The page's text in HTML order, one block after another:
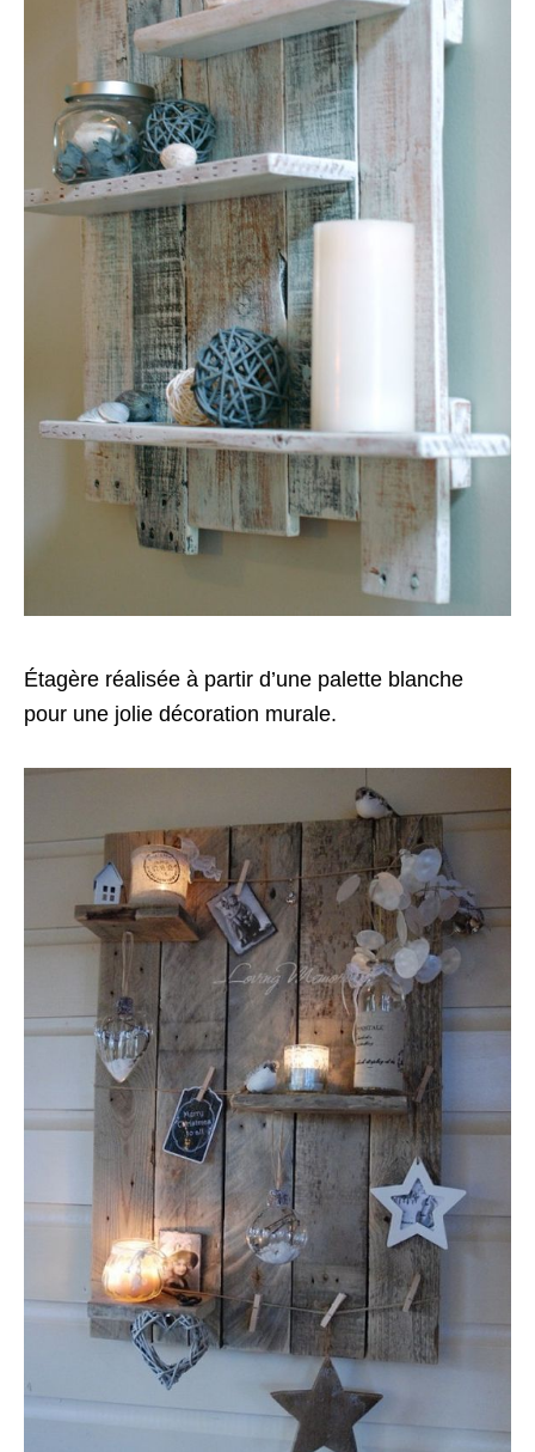
Étagère réalisée à partir d’une palette blanche
pour une jolie décoration murale.